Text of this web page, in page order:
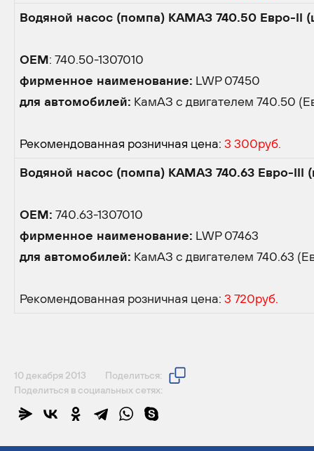
Водяной насос (помпа) КАМАЗ 740.50 Евро-II
OEM: 740.50-1307010
фирменное наименование: LWP 07450
для автомобилей: КамАЗ с двигателем 740.50
Рекомендованная розничная цена: 3 300руб.
Водяной насос (помпа) КАМАЗ 740.63 Евро-III
OEM: 740.63-1307010
фирменное наименование: LWP 07463
для автомобилей: КамАЗ с двигателем 740.63
Рекомендованная розничная цена: 3 720руб.
10 декабря 2013
Поделиться:
Поделиться в социальных сетях: